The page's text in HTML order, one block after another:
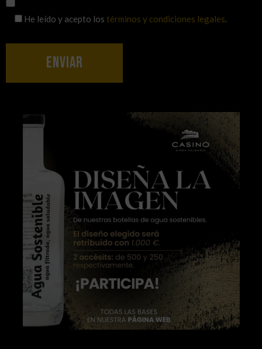
He leído y acepto los términos y condiciones legales.